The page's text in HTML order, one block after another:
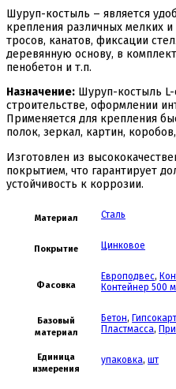
Шуруп-костыль – является
крепления различных мелких
тросов, канатов, фиксации
деревянную основу, в
пенобетон и т.п.
Назначение: Шуруп-костыль L-
строительстве, оформлении
Применяется для крепления
полок, зеркал, картин,
Изготовлен из
покрытием, что гарантирует
устойчивость к коррозии.
Материал Сталь
Покрытие Цинковое
Фасовка
Европодвес,
Контейнер 500
Базовый
материал
Бетон,
Пластмасса,
Единица
измерения
упаковка,шт